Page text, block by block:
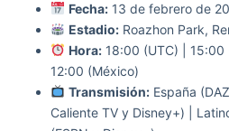
Fecha:13 de febrero de
Estadio:Roazhon Park,
Hora:18:00 (UTC) | 15:00
12:00 (México)
Transmisión:España
Caliente TV y Disney+) |